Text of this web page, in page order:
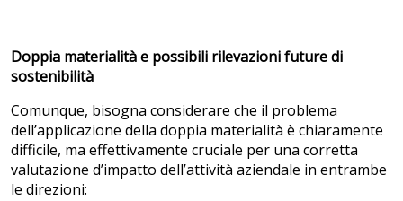
Doppia materialità e possibili rilevazioni future di
sostenibilità
Comunque, bisogna considerare che il problema
dell’applicazione della doppia materialità è chiaramente
difficile, ma effettivamente cruciale per una corretta
valutazione d’impatto dell’attività aziendale in entrambe
le direzioni: